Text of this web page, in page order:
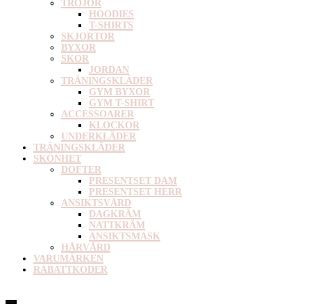
TRÖJOR
HOODIES
T-SHIRTS
SKJORTOR
BYXOR
SKOR
JORDAN
TRÄNINGSKLÄDER
GYM BYXOR
GYM T-SHIRT
ACCESSOARER
KLOCKOR
UNDERKLÄDER
TRÄNINGSKLÄDER
SKÖNHET
DOFTER
PRESENTSET DAM
PRESENTSET HERR
ANSIKTSVÅRD
DAGKRÄM
NATTKRÄM
ANSIKTSMASK
HÅRVÅRD
VARUMÄRKEN
RABATTKODER